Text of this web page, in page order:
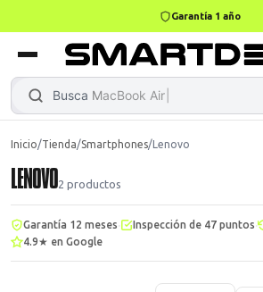
4,9 · +800 reseñas Google
Busca MacBook Ai|
Gamer
MacBook Air
→
→
Mini PC
Inicio/Tienda/Smartphones/Lenovo
LENOVO2 productos
Garantía 12 meses Inspección de 47 puntos
4.9★ en Google